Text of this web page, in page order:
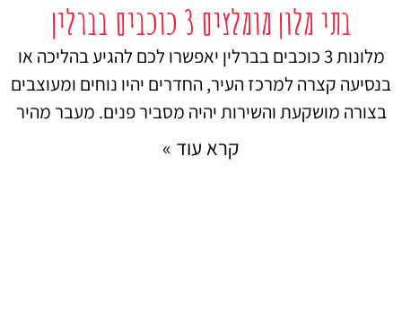
בתי מלון מומלצים 3 כוכבים בברלין
מלונות 3 כוכבים בברלין יאפשרו לכם להגיע בהליכה או
בנסיעה קצרה למרכז העיר, החדרים יהיו נוחים ומעוצבים
בצורה מושקעת והשירות יהיה מסביר פנים. מעבר מהיר
קרא עוד »